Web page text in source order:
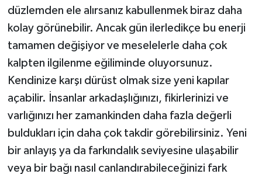
düzlemden ele alırsanız kabullenmek biraz daha
kolay görünebilir. Ancak gün ilerledikçe bu enerji
tamamen değişiyor ve meselelerle daha çok
kalpten ilgilenme eğiliminde oluyorsunuz.
Kendinize karşı dürüst olmak size yeni kapılar
açabilir. İnsanlar arkadaşlığınızı, fikirlerinizi ve
varlığınızı her zamankinden daha fazla değerli
buldukları için daha çok takdir görebilirsiniz. Yeni
bir anlayış ya da farkındalık seviyesine ulaşabilir
veya bir bağı nasıl canlandırabileceğinizi fark